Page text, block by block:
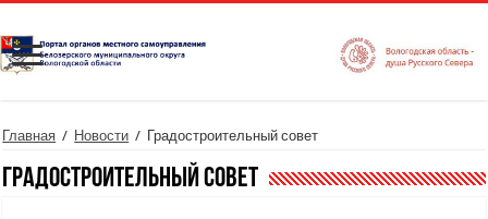
Главная / Новости / Градостроительный совет
Градостроительный совет